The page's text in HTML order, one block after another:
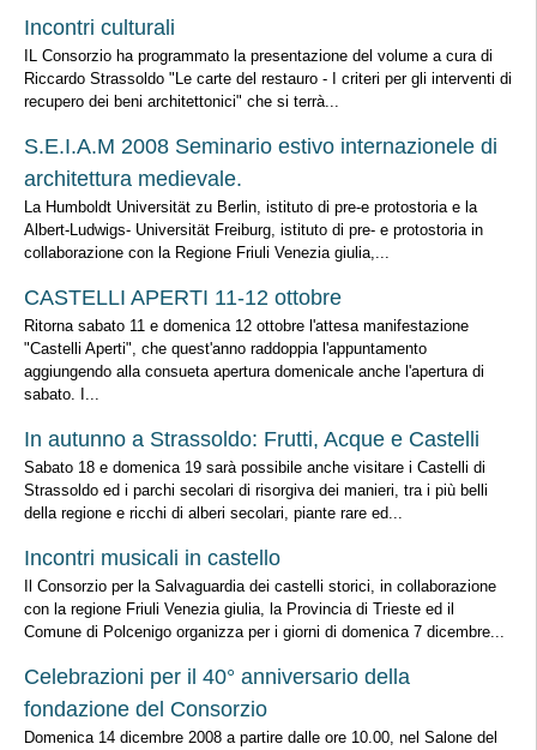
Incontri culturali
IL Consorzio ha programmato la presentazione del volume a cura di
Riccardo Strassoldo "Le carte del restauro - I criteri per gli interventi di
recupero dei beni architettonici" che si terrà...
S.E.I.A.M 2008 Seminario estivo internazionele di
architettura medievale.
La Humboldt Universität zu Berlin, istituto di pre-e protostoria e la
Albert-Ludwigs- Universität Freiburg, istituto di pre- e protostoria in
collaborazione con la Regione Friuli Venezia giulia,...
CASTELLI APERTI 11-12 ottobre
Ritorna sabato 11 e domenica 12 ottobre l'attesa manifestazione
"Castelli Aperti", che quest'anno raddoppia l'appuntamento
aggiungendo alla consueta apertura domenicale anche l'apertura di
sabato. I...
In autunno a Strassoldo: Frutti, Acque e Castelli
Sabato 18 e domenica 19 sarà possibile anche visitare i Castelli di
Strassoldo ed i parchi secolari di risorgiva dei manieri, tra i più belli
della regione e ricchi di alberi secolari, piante rare ed...
Incontri musicali in castello
Il Consorzio per la Salvaguardia dei castelli storici, in collaborazione
con la regione Friuli Venezia giulia, la Provincia di Trieste ed il
Comune di Polcenigo organizza per i giorni di domenica 7 dicembre...
Celebrazioni per il 40° anniversario della
fondazione del Consorzio
Domenica 14 dicembre 2008 a partire dalle ore 10.00, nel Salone del